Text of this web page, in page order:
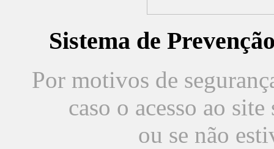
Sistema de
Por motivos de
caso o acesso ao
ou se não